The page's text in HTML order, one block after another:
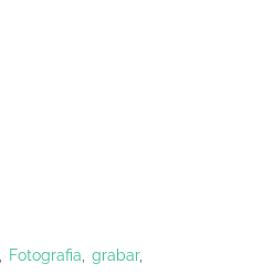
Fotografia
grabar